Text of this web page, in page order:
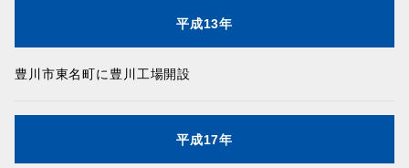
平成13年
豊川市東名町に豊川工場開設
平成17年